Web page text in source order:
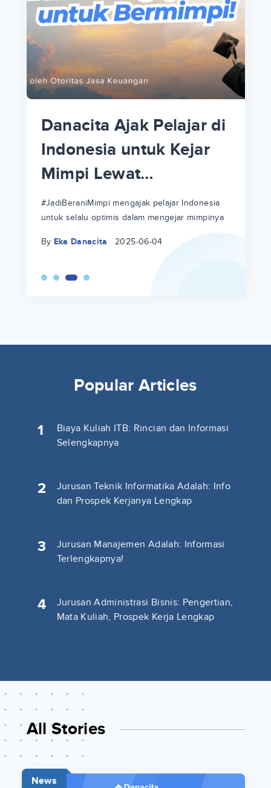
Danacita Ajak Pelajar di
Indonesia untuk Kejar
Mimpi Lewat
#JadiBeraniMimpi
#JadiBeraniMimpi mengajak pelajar Indonesia
untuk selalu optimis dalam mengejar mimpinya
By Eka Danacita 2025-06-04
Popular Articles
1
Biaya Kuliah ITB: Rincian dan Informasi
Selengkapnya
2
Jurusan Teknik Informatika Adalah: Info
dan Prospek Kerjanya Lengkap
3
Jurusan Manajemen Adalah: Informasi
Terlengkapnya!
4
Jurusan Administrasi Bisnis: Pengertian,
Mata Kuliah, Prospek Kerja Lengkap
All Stories
News